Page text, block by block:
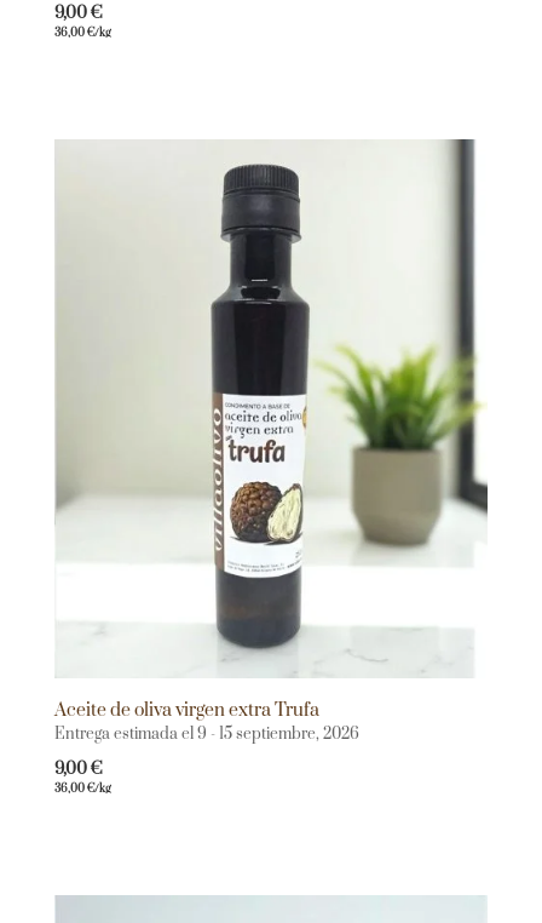
9,00€
36,00€/kg
Aceite de oliva virgen extra Trufa
Entrega estimada el 9 - 15 septiembre, 2026
9,00€
36,00€/kg